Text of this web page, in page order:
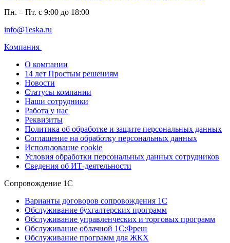
Пн. – Пт. с 9:00 до 18:00
info@1eska.ru
Компания
О компании
14 лет Простым решениям
Новости
Статусы компании
Наши сотрудники
Работа у нас
Реквизиты
Политика об обработке и защите персональных данных
Соглашение на обработку персональных данных
Использование cookie
Условия обработки персональных данных сотрудников
Сведения об ИТ-деятельности
Сопровождение 1С
Варианты договоров сопровождения 1С
Обслуживание бухгалтерских программ
Обслуживание управленческих и торговых программ
Обслуживание облачной 1С:Фреш
Обслуживание программ для ЖКХ